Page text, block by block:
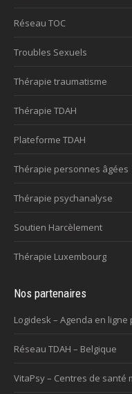
Réseau TOC
Troubles Sexuels
Thérapie traumatisme
Thérapie TDAH
Plateforme TDAH
Thérapie personnes âgées
Thérapie psychanalyse
Soutien Harcèlement
Thérapie Luxembourg
Nos partenaires
Logidesk – Agenda en ligne
Réseau TDAH – Belgique
VitaPsy – Centres de santé